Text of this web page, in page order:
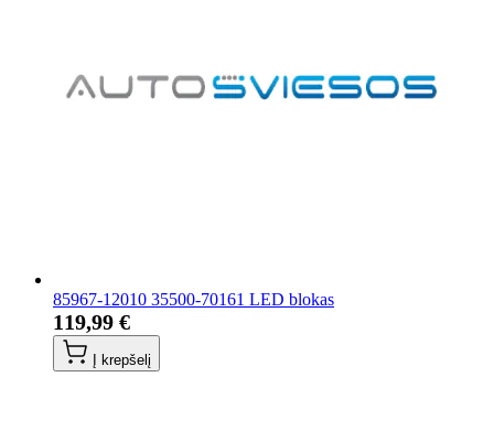
85967-12010 35500-70161 LED blokas
119,99 €
Į krepšelį